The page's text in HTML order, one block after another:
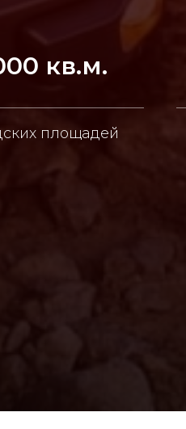
кв.м.
площадей